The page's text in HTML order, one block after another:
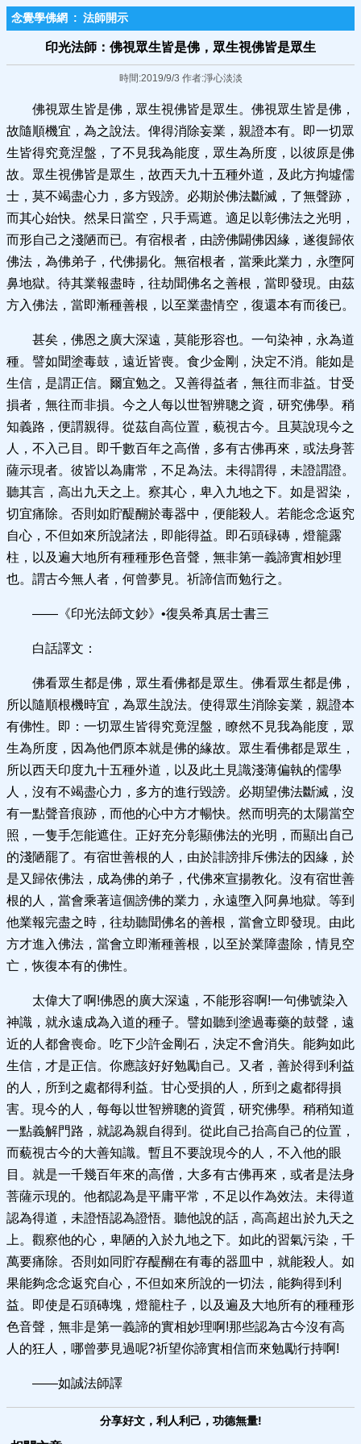
念覺學佛網 : 法師開示
印光法師：佛視眾生皆是佛，眾生視佛皆是眾生
時間:2019/9/3 作者:淨心淡淡
佛視眾生皆是佛，眾生視佛皆是眾生。佛視眾生皆是佛，
故隨順機宜，為之說法。俾得消除妄業，親證本有。即一切眾
生皆得究竟涅盤，了不見我為能度，眾生為所度，以彼原是佛
故。眾生視佛皆是眾生，故西天九十五種外道，及此方拘墟儒
士，莫不竭盡心力，多方毀謗。必期於佛法斷滅，了無聲跡，
而其心始快。然杲日當空，只手焉遮。適足以彰佛法之光明，
而形自己之淺陋而已。有宿根者，由謗佛闢佛因緣，遂復歸依
佛法，為佛弟子，代佛揚化。無宿根者，當乘此業力，永墮阿
鼻地獄。待其業報盡時，往劫聞佛名之善根，當即發現。由茲
方入佛法，當即漸種善根，以至業盡情空，復還本有而後已。
甚矣，佛恩之廣大深遠，莫能形容也。一句染神，永為道
種。譬如聞塗毒鼓，遠近皆喪。食少金剛，決定不消。能如是
生信，是謂正信。爾宜勉之。又善得益者，無往而非益。甘受
損者，無往而非損。今之人每以世智辨聰之資，研究佛學。稍
知義路，便謂親得。從茲自高位置，藐視古今。且莫說現今之
人，不入己目。即千數百年之高僧，多有古佛再來，或法身菩
薩示現者。彼皆以為庸常，不足為法。未得謂得，未證謂證。
聽其言，高出九天之上。察其心，卑入九地之下。如是習染，
切宜痛除。否則如貯醍醐於毒器中，便能殺人。若能念念返究
自心，不但如來所說諸法，即能得益。即石頭碌磚，燈籠露
柱，以及遍大地所有種種形色音聲，無非第一義諦實相妙理
也。謂古今無人者，何曾夢見。祈諦信而勉行之。
——《印光法師文鈔》•復吳希真居士書三
白話譯文：
佛看眾生都是佛，眾生看佛都是眾生。佛看眾生都是佛，
所以隨順根機時宜，為眾生說法。使得眾生消除妄業，親證本
有佛性。即：一切眾生皆得究竟涅盤，瞭然不見我為能度，眾
生為所度，因為他們原本就是佛的緣故。眾生看佛都是眾生，
所以西天印度九十五種外道，以及此土見識淺薄偏執的儒學
人，沒有不竭盡心力，多方的進行毀謗。必期望佛法斷滅，沒
有一點聲音痕跡，而他的心中方才暢快。然而明亮的太陽當空
照，一隻手怎能遮住。正好充分彰顯佛法的光明，而顯出自己
的淺陋罷了。有宿世善根的人，由於誹謗排斥佛法的因緣，於
是又歸依佛法，成為佛的弟子，代佛來宣揚教化。沒有宿世善
根的人，當會乘著這個謗佛的業力，永遠墮入阿鼻地獄。等到
他業報完盡之時，往劫聽聞佛名的善根，當會立即發現。由此
方才進入佛法，當會立即漸種善根，以至於業障盡除，情見空
亡，恢復本有的佛性。
太偉大了啊!佛恩的廣大深遠，不能形容啊!一句佛號染入
神識，就永遠成為入道的種子。譬如聽到塗過毒藥的鼓聲，遠
近的人都會喪命。吃下少許金剛石，決定不會消失。能夠如此
生信，才是正信。你應該好好勉勵自己。又者，善於得到利益
的人，所到之處都得利益。甘心受損的人，所到之處都得損
害。現今的人，每每以世智辨聰的資質，研究佛學。稍稍知道
一點義解門路，就認為親自得到。從此自己抬高自己的位置，
而藐視古今的大善知識。暫且不要說現今的人，不入他的眼
目。就是一千幾百年來的高僧，大多有古佛再來，或者是法身
菩薩示現的。他都認為是平庸平常，不足以作為效法。未得道
認為得道，未證悟認為證悟。聽他說的話，高高超出於九天之
上。觀察他的心，卑陋的入於九地之下。如此的習氣污染，千
萬要痛除。否則如同貯存醍醐在有毒的器皿中，就能殺人。如
果能夠念念返究自心，不但如來所說的一切法，能夠得到利
益。即使是石頭磚塊，燈籠柱子，以及遍及大地所有的種種形
色音聲，無非是第一義諦的實相妙理啊!那些認為古今沒有高
人的狂人，哪曾夢見過呢?祈望你諦實相信而來勉勵行持啊!
——如誠法師譯
分享好文，利人利己，功德無量!